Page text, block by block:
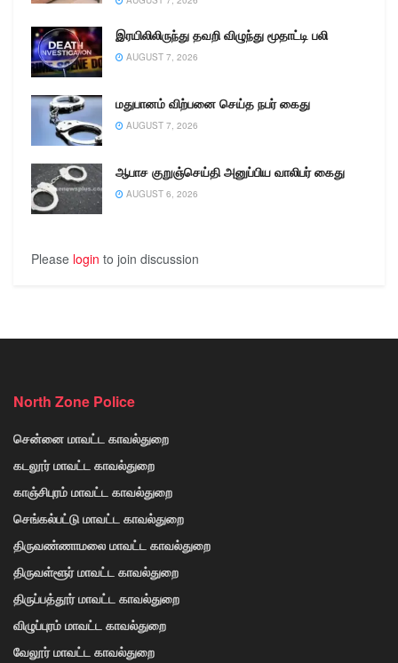
இரயிலிலிருந்து தவறி விழுந்து மூதாட்டி பலி
AUGUST 7, 2026
மதுபானம் விற்பனை செய்த நபர் கைது
AUGUST 7, 2026
ஆபாச குறுஞ்செய்தி அனுப்பிய வாலிபர் கைது
AUGUST 6, 2026
Please login to join discussion
North Zone Police
சென்னை மாவட்ட காவல்துறை
கடலூர் மாவட்ட காவல்துறை
காஞ்சிபுரம் மாவட்ட காவல்துறை
செங்கல்பட்டு மாவட்ட காவல்துறை
திருவண்ணாமலை மாவட்ட காவல்துறை
திருவள்ளூர் மாவட்ட காவல்துறை
திருப்பத்தூர் மாவட்ட காவல்துறை
விழுப்புரம் மாவட்ட காவல்துறை
வேலூர் மாவட்ட காவல்துறை